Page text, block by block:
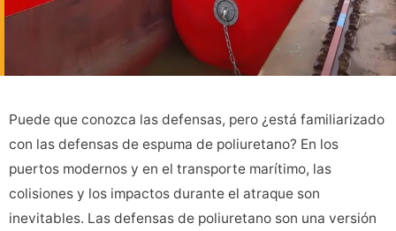
Puede que conozca las defensas, pero ¿está familiarizado
con las defensas de espuma de poliuretano? En los
puertos modernos y en el transporte marítimo, las
colisiones y los impactos durante el atraque son
inevitables. Las defensas de poliuretano son una versión